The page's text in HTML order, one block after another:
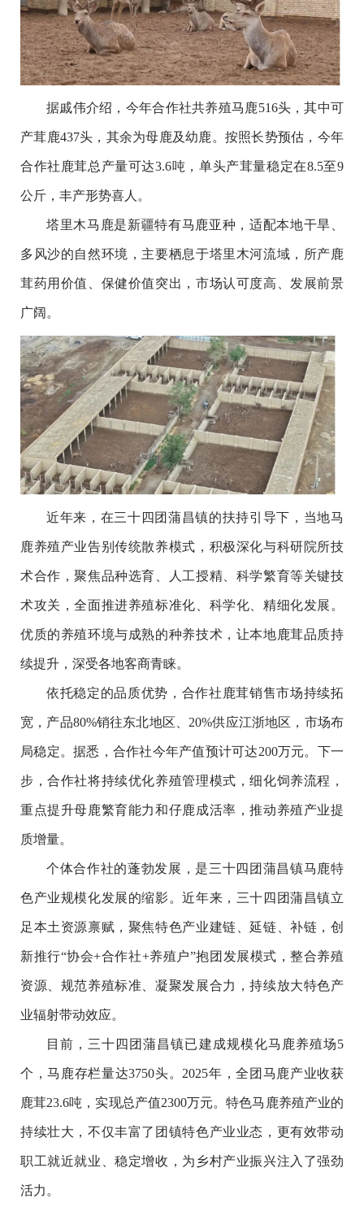
据戚伟介绍，今年合作社共养殖马鹿516头，其中可
产茸鹿437头，其余为母鹿及幼鹿。按照长势预估，今年
合作社鹿茸总产量可达3.6吨，单头产茸量稳定在8.5至9
公斤，丰产形势喜人。
塔里木马鹿是新疆特有马鹿亚种，适配本地干旱、
多风沙的自然环境，主要栖息于塔里木河流域，所产鹿
茸药用价值、保健价值突出，市场认可度高、发展前景
广阔。
近年来，在三十四团蒲昌镇的扶持引导下，当地马
鹿养殖产业告别传统散养模式，积极深化与科研院所技
术合作，聚焦品种选育、人工授精、科学繁育等关键技
术攻关，全面推进养殖标准化、科学化、精细化发展。
优质的养殖环境与成熟的种养技术，让本地鹿茸品质持
续提升，深受各地客商青睐。
依托稳定的品质优势，合作社鹿茸销售市场持续拓
宽，产品80%销往东北地区、20%供应江浙地区，市场布
局稳定。据悉，合作社今年产值预计可达200万元。下一
步，合作社将持续优化养殖管理模式，细化饲养流程，
重点提升母鹿繁育能力和仔鹿成活率，推动养殖产业提
质增量。
个体合作社的蓬勃发展，是三十四团蒲昌镇马鹿特
色产业规模化发展的缩影。近年来，三十四团蒲昌镇立
足本土资源禀赋，聚焦特色产业建链、延链、补链，创
新推行“协会+合作社+养殖户”抱团发展模式，整合养殖
资源、规范养殖标准、凝聚发展合力，持续放大特色产
业辐射带动效应。
目前，三十四团蒲昌镇已建成规模化马鹿养殖场5
个，马鹿存栏量达3750头。2025年，全团马鹿产业收获
鹿茸23.6吨，实现总产值2300万元。特色马鹿养殖产业的
持续壮大，不仅丰富了团镇特色产业业态，更有效带动
职工就近就业、稳定增收，为乡村产业振兴注入了强劲
活力。